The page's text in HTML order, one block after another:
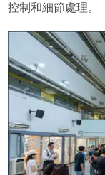
控制和細節處理。